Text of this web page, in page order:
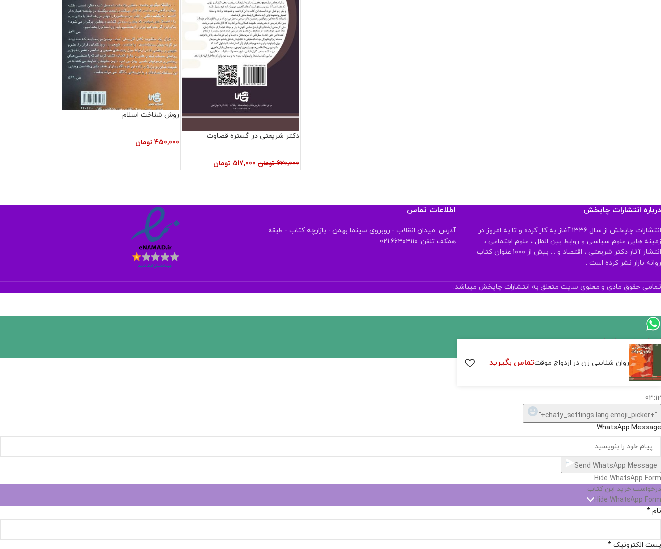
دکتر شریعتی در گستره قضاوت
620,000 تومان 517,000 تومان
روش شناخت اسلام
450,000 تومان
درباره انتشارات چاپخش
انتشارات چاپخش از سال ۱۳۳۶ آغاز به کار کرده و تا به امروز در
زمینه هایی علوم سیاسی و روابط بین الملل ، علوم اجتماعی ،
انتشار آثار دکتر شریعتی ، اقتصاد و ... بیش از ۱۰۰۰ عنوان کتاب
روانه بازار نشر کرده است .
اطلاعات تماس
آدرس: میدان انقلاب - روبروی سینما بهمن - بازارچه کتاب - طبقه
همکف تلفن: ۶۶۴۰۴۱۱۰ 021
تمامی حقوق مادی و معنوی سایت متعلق به انتشارات چاپخش میباشد.
روان شناسی زن در ازدواج موقتتماس بگیرید
اگر
موجود
نیست,
شاید
تهیه
Open
chaty
chaty
buttons
1
Hide
chaty
ارسال پیام در واتساپ
کارشناس فروش
سلام, چطور میتونم کمکتون کنم؟
03:12
WhatsApp Message